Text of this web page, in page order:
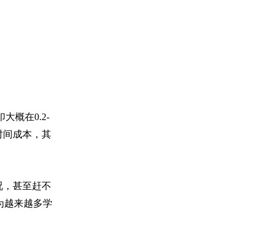
大概在0.2-
成本，其
甚至赶不
越来越多学